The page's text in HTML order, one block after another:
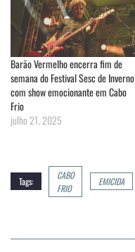
Barão Vermelho encerra fim de
semana do Festival Sesc de Inverno
com show emocionante em Cabo
Frio
julho 21, 2025
Tags:
CABO
FRIO
EMICIDA